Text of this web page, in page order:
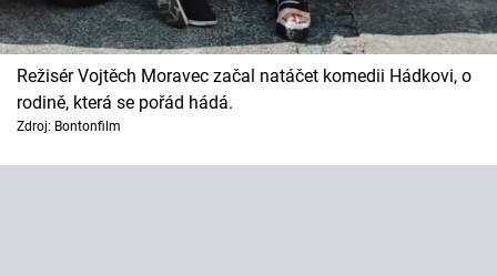
Režisér Vojtěch Moravec začal natáčet komedii Hádkovi, o
rodině, která se pořád hádá.
Zdroj: Bontonfilm